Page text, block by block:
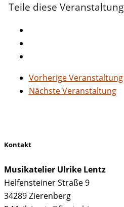
Teile diese Veranstaltung
Vorherige Veranstaltung
Nächste Veranstaltung
Kontakt
Musikatelier Ulrike Lentz
Helfensteiner Straße 9
34289 Zierenberg